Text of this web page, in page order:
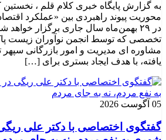
به گزارش پایگاه خبری کلام قلم ، نخستین
محوریت پیوند راهبردی بین «عملکرد
در ۲۹ بهمن‌ماه سال جاری برگزار
تخصصی که توسط انجمن نوآوران زیست
مشاوره ای مدیریت و امور بازرگانی سپهر
یافته، با هدف ایجاد بستری برای […]
05 آگوست 2026
گفتگوی اختصاصی با دکتر علی ریگی